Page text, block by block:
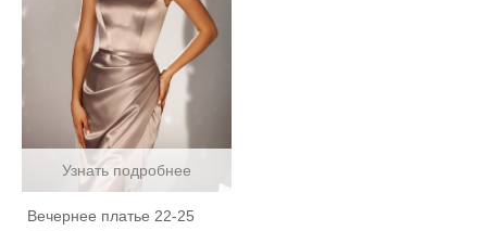
Узнать подробнее
Вечернее платье 22-25